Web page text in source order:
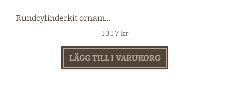
Rundcylinderkit ornamenterad mässing
1317 kr
LÄGG TILL I VARUKORG